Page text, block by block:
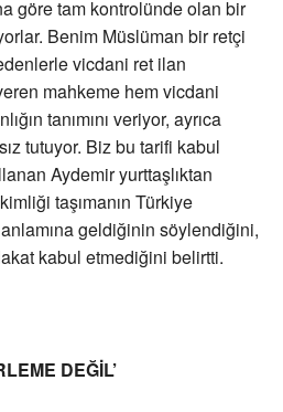
göre tam kontrolünde olan bir
Benim Müslüman bir retçi
vicdani ret ilan
mahkeme hem vicdani
tanımını veriyor, ayrıca
tutuyor. Biz bu tarifi kabul
Aydemir yurttaşlıktan
taşımanın Türkiye
geldiğinin söylendiğini,
kabul etmediğini belirtti.
DEĞİL’